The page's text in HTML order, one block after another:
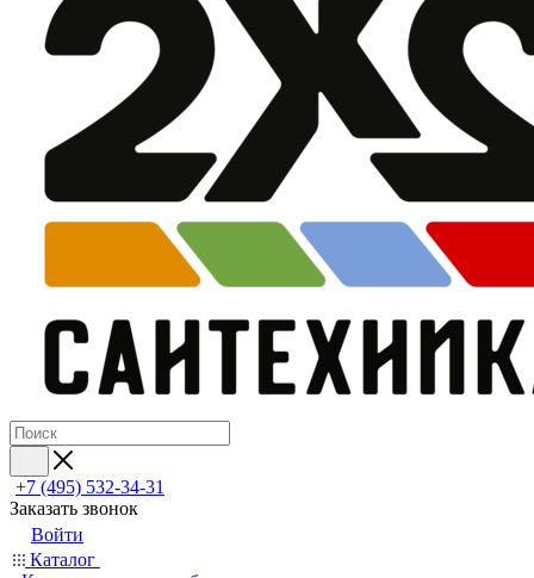
+7 (495) 532‑34‑31
Заказать звонок
Войти
Каталог